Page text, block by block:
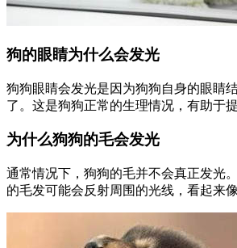
狗的眼睛为什么会发光
狗狗眼睛会发光是因为狗狗自身的眼睛
了。这是狗狗正常的生理情况，有助于
为什么狗狗的毛会发光
通常情况下，狗狗的毛并不会真正发光
的毛发可能会反射周围的光线，看起来像